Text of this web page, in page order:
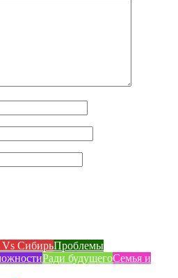
СибирьПроблемы
Ради будущегоСемья и